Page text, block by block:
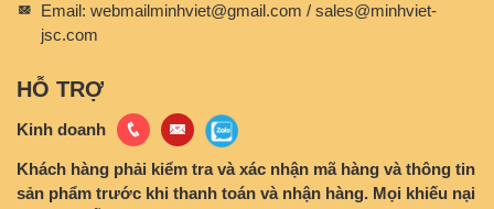
Email: webmailminhviet@gmail.com / sales@minhviet-
jsc.com
HỖ TRỢ
Kinh doanh
Khách hàng phải kiểm tra và xác nhận mã hàng và thông tin
sản phẩm trước khi thanh toán và nhận hàng. Mọi khiếu nại